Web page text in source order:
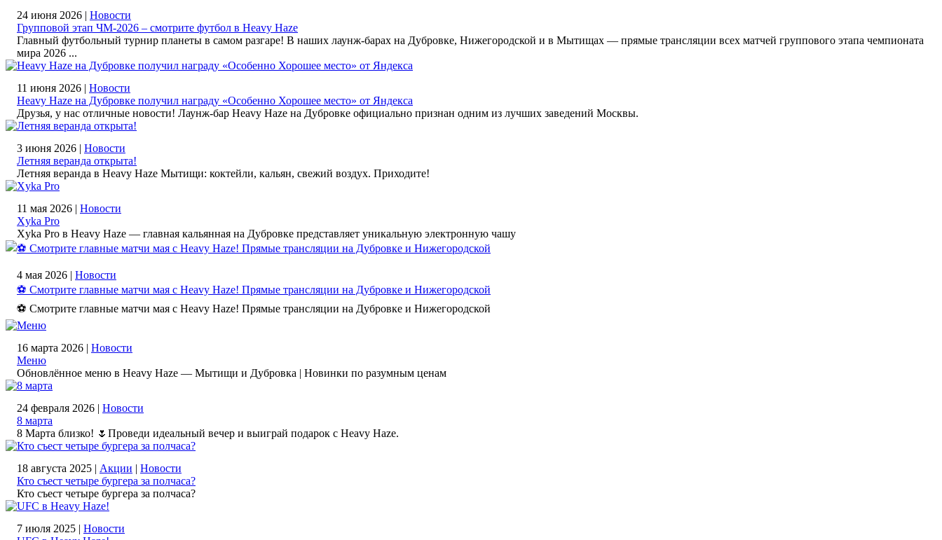
24 июня 2026 | Новости
Групповой этап ЧМ‑2026 – смотрите футбол в Heavy Haze
Главный футбольный турнир планеты в самом разгаре! В наших лаунж-барах на Дубровке, Нижегородской и в Мытищах — прямые трансляции всех матчей группового этапа чемпионата
мира 2026 ...
11 июня 2026 | Новости
Heavy Haze на Дубровке получил награду «Особенно Хорошее место» от Яндекса
Друзья, у нас отличные новости! Лаунж-бар Heavy Haze на Дубровке официально признан одним из лучших заведений Москвы.
3 июня 2026 | Новости
Летняя веранда открыта!
Летняя веранда в Heavy Haze Мытищи: коктейли, кальян, свежий воздух. Приходите!
11 мая 2026 | Новости
Xyka Pro
Xyka Pro в Heavy Haze — главная кальянная на Дубровке представляет уникальную электронную чашу
4 мая 2026 | Новости
⚽️ Смотрите главные матчи мая с Heavy Haze! Прямые трансляции на Дубровке и Нижегородской
⚽️ Смотрите главные матчи мая с Heavy Haze! Прямые трансляции на Дубровке и Нижегородской
16 марта 2026 | Новости
Меню
Обновлённое меню в Heavy Haze — Мытищи и Дубровка | Новинки по разумным ценам
24 февраля 2026 | Новости
8 марта
8 Марта близко! 🌷Проведи идеальный вечер и выиграй подарок с Heavy Haze.
18 августа 2025 | Акции | Новости
Кто съест четыре бургера за полчаса?
Кто съест четыре бургера за полчаса?
7 июля 2025 | Новости